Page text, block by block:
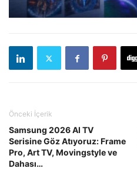
Önceki İçerik
Samsung 2026 AI TV
Serisine Göz Atıyoruz: Frame
Pro, Art TV, Movingstyle ve
Dahası…